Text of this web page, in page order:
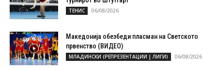
ТЕНИС 06/08/2026
Македонија обезбеди пласман на Светското
првенство (ВИДЕО)
МЛАДИНСКИ (РЕПРЕЗЕНТАЦИИ | ЛИГИ) 06/08/2026